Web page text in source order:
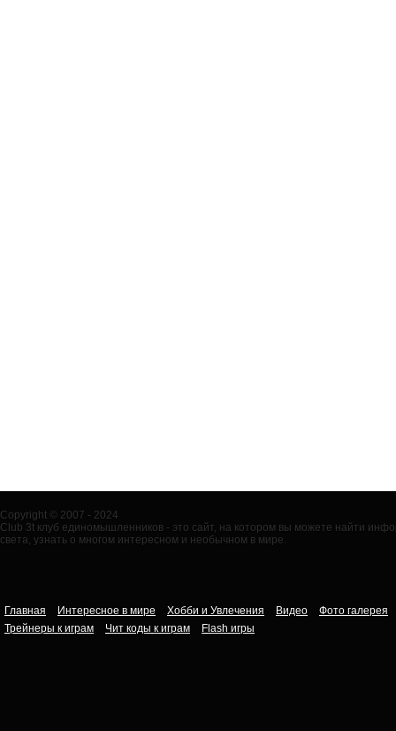
Copyright © 2007 - 2024
Club 3t клуб единомышленников - это сайт, на котором вы можете найти
света, узнать о многом интересном и необычном в мире.
Главная Интересное в мире Хобби и Увлечения Видео
Фото галерея
Трейнеры к играм
Чит коды к играм Flash игры